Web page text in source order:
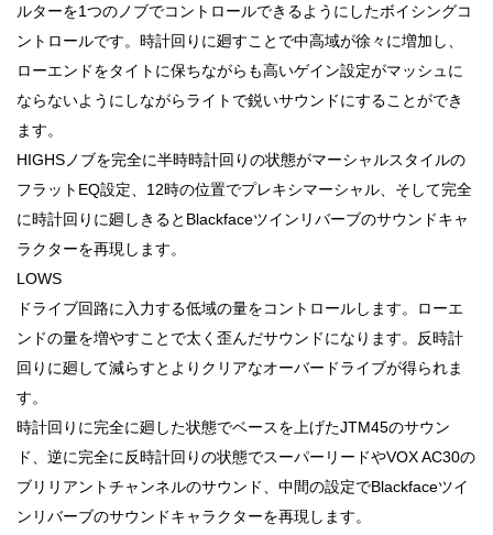
ルターを1つのノブでコントロールできるようにしたボイシングコ
ントロールです。時計回りに廻すことで中高域が徐々に増加し、
ローエンドをタイトに保ちながらも高いゲイン設定がマッシュに
ならないようにしながらライトで鋭いサウンドにすることができ
ます。
HIGHSノブを完全に半時時計回りの状態がマーシャルスタイルの
フラットEQ設定、12時の位置でプレキシマーシャル、そして完全
に時計回りに廻しきるとBlackfaceツインリバーブのサウンドキャ
ラクターを再現します。
LOWS
ドライブ回路に入力する低域の量をコントロールします。ローエ
ンドの量を増やすことで太く歪んだサウンドになります。反時計
回りに廻して減らすとよりクリアなオーバードライブが得られま
す。
時計回りに完全に廻した状態でベースを上げたJTM45のサウン
ド、逆に完全に反時計回りの状態でスーパーリードやVOX AC30の
ブリリアントチャンネルのサウンド、中間の設定でBlackfaceツイ
ンリバーブのサウンドキャラクターを再現します。